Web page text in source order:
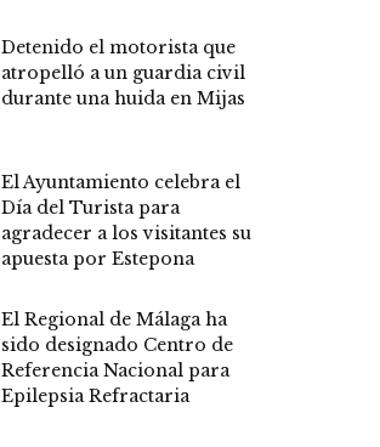
Detenido el motorista que
atropelló a un guardia civil
durante una huida en Mijas
El Ayuntamiento celebra el
Día del Turista para
agradecer a los visitantes su
apuesta por Estepona
El Regional de Málaga ha
sido designado Centro de
Referencia Nacional para
Epilepsia Refractaria